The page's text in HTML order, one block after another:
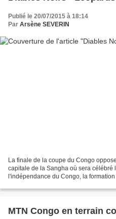
Publié le 20/07/2015 à 18:14
Par Arsène SEVERIN
La finale de la coupe du Congo
capitale de la Sangha où sera célébré
l'indépendance du Congo, la
MTN Congo en terrain